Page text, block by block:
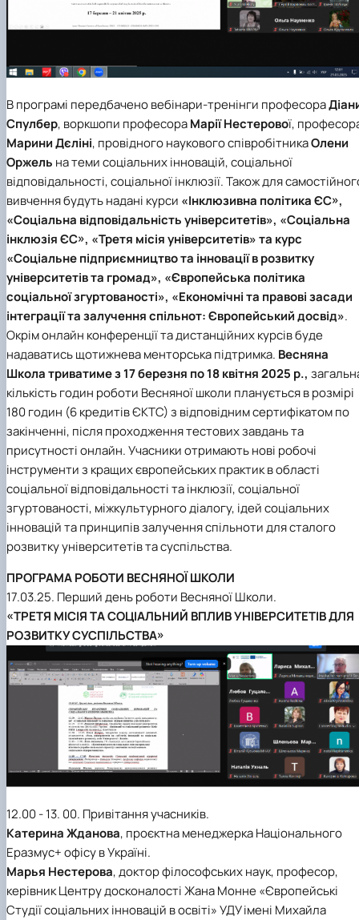
В програмі передбачено вебінари-тренінги професора
Спулбер, воркшопи професораМарії Нестерової,
Марини Дєліні, провідного наукового співробітникаОлени
Оржель на теми соціальних інновацій, соціальної
відповідальності, соціальної інклюзії. Також для
вивчення будуть надані курси «Інклюзивна політика ЄС»,
«Соціальна відповідальність університетів», «Соціальна
інклюзія ЄС», «Третя місія університетів» та курс
«Соціальне підприємництво та інновації в розвитку
університетів та громад», «Європейська політика
соціальної згуртованості», «Економічні та правові засади
інтеграції та залучення спільнот: Європейський досвід».
Окрім онлайн конференції та дистанційних курсів буде
надаватись щотижнева менторська підтримка. Весняна
Школа триватиме з 17 березня по 18 квітня 2025 р.,
кількість годин роботи Весняної школи планується в розмірі
180 годин (6 кредитів ЄКТС) з відповідним сертифікатом по
закінченні, після проходження тестових завдань та
присутності онлайн. Учасники отримають нові робочі
інструменти з кращих європейських практик в області
соціальної відповідальності та інклюзії, соціальної
згуртованості, міжкультурного діалогу, ідей соціальних
інновацій та принципів залучення спільноти для сталого
розвитку університетів та суспільства.
ПРОГРАМА РОБОТИ ВЕСНЯНОЇ ШКОЛИ
17.03.25. Перший день роботи Весняної Школи.
«ТРЕТЯ МІСІЯ ТА СОЦІАЛЬНИЙ ВПЛИВ УНІВЕРСИТЕТІВ ДЛЯ
РОЗВИТКУ СУСПІЛЬСТВА»
12.00 - 13. 00. Привітання учасників.
Катерина Жданова, проєктна менеджерка Національного
Еразмус+ офісу в Україні.
Марья Нестерова, доктор філософських наук, професор,
керівник Центру досконалості Жана Монне «Європейські
Студії соціальних інновацій в освіті» УДУ імені Михайла